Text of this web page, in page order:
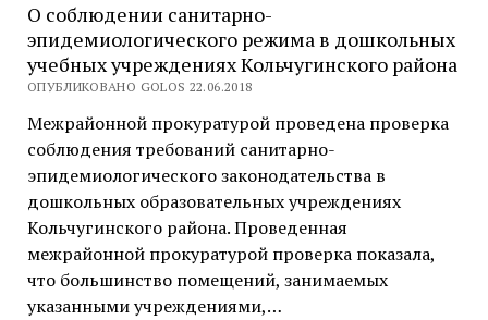
О соблюдении санитарно-
эпидемиологического режима в дошкольных
учебных учреждениях Кольчугинского района
ОПУБЛИКОВАНО GOLOS 22.06.2018
Межрайонной прокуратурой проведена проверка
соблюдения требований санитарно-
эпидемиологического законодательства в
дошкольных образовательных учреждениях
Кольчугинского района. Проведенная
межрайонной прокуратурой проверка показала,
что большинство помещений, занимаемых
указанными учреждениями,…